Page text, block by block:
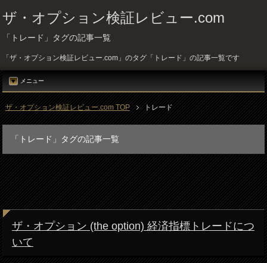
ザ・オプション検証レビュー.com
「トレード」タグの記事一覧
「ザ・オプション検証レビュー.com」のタグ「トレード」の記事一覧です
メニュー
ザ・オプション検証レビュー.com TOP トレード
「トレード」タグの記事一覧
ザ・オプション (the option) 経済指標トレードにつ
いて